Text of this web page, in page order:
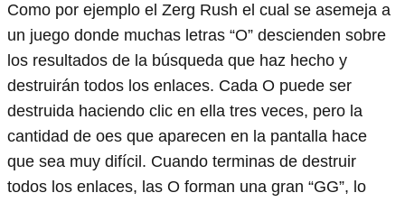
Como por ejemplo el Zerg Rush el cual se asemeja a
un juego donde muchas letras “O” descienden sobre
los resultados de la búsqueda que haz hecho y
destruirán todos los enlaces. Cada O puede ser
destruida haciendo clic en ella tres veces, pero la
cantidad de oes que aparecen en la pantalla hace
que sea muy difícil. Cuando terminas de destruir
todos los enlaces, las O forman una gran “GG”, lo